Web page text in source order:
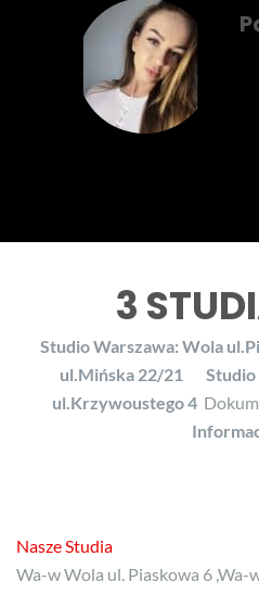
3
Studio Warszawa: Wola
ul.Mińska 22/21
ul.Krzywoustego 4
Nasze Studia
Wa-w Wola ul. Piaskowa 6 ,Wa-